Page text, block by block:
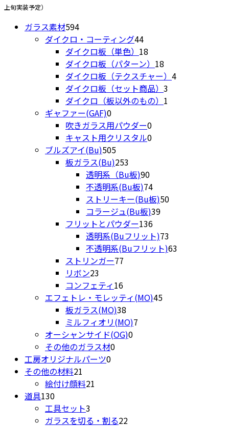
上旬実装予定）
ガラス素材594594
個
の
商
品
ダイクロ・コーティング4444
個
の
商
品
ダイクロ板（単色） 18
個
の
商
品
ダイクロ板（パターン） 18
個
の
商
ダイクロ板（テクスチャー） 44
ダイクロ板（セット商品） 3
ダイクロ（板以外のもの） 1
ギャファー(GAF)00
個
の
商
品
吹きガラス用パウダー00
個
キャスト用クリスタル00
品
ブルズアイ(Bu)505505
個
の
商
品
板ガラス(Bu)253
個
の
商
品
透明系（Bu板)9090
個
の
商
品
不透明系(Bu板)7474
個
の
商
品
ストリーキー(Bu板)5050
品
コラージュ(Bu板)3939
の
商
フリットとパウダー136136
個
の
透明系(Buフリット)73
個
不透明系(Buフリット)63
ストリンガー77
商
品
リボン23
個
の
商
品
コンフェティ1616
個
の
商
品
エフェトレ・モレッティ(MO)4545
板ガラス(MO)38
個
の
ミルフィオリ(MO)7
オーシャンサイド(OG)00
その他のガラス材00
工房オリジナルパーツ00
その他の材料21
個
商
品
絵付け顔料21
商
道具130130
個
の
工具セット3
個
ガラスを切る・割る2222